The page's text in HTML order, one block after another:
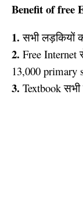
Benefit of free
1. सभी लड़कियों
2. Free Internet
13,000 primary
3. Textbook